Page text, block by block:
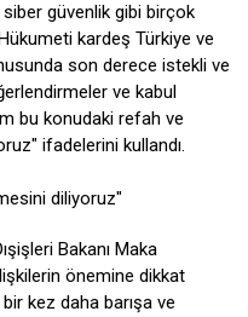
siber güvenlik gibi birçok
kardeş Türkiye ve
son derece istekli ve
ve kabul
bu konudaki refah ve
ifadelerini kullandı.
diliyoruz"
Bakanı Maka
önemine dikkat
kez daha barışa ve